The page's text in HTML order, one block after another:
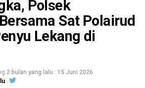
Polsek
Sat Polairud
Lekang di
2 bulan yang lalu : 15 Juni 2026